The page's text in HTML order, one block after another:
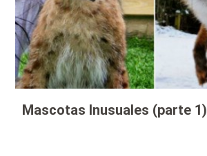
Mascotas Inusuales (parte 1)